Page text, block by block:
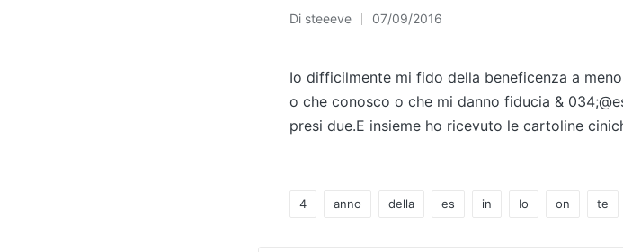
Pubblicato
Di steeeve 07/09/2016
Io difficilmente mi fido della beneficenza a
o che conosco o che mi danno fiducia &
presi due.E insieme ho ricevuto le cartoline
Tag:
4 anno della es in Io on te